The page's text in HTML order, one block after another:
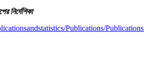
নির্দেশিকা
Publications/